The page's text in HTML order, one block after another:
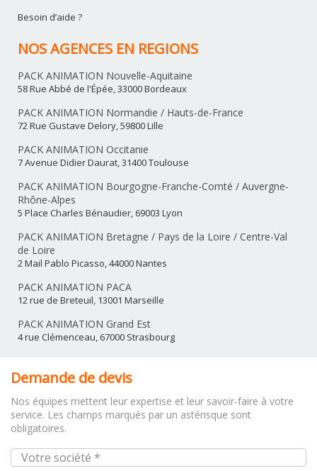
Besoin d’aide ?
NOS AGENCES EN REGIONS
PACK ANIMATION Nouvelle-Aquitaine
58 Rue Abbé de l'Épée, 33000 Bordeaux
PACK ANIMATION Normandie / Hauts-de-France
72 Rue Gustave Delory, 59800 Lille
PACK ANIMATION Occitanie
7 Avenue Didier Daurat, 31400 Toulouse
PACK ANIMATION Bourgogne-Franche-Comté / Auvergne-
Rhône-Alpes
5 Place Charles Bénaudier, 69003 Lyon
PACK ANIMATION Bretagne / Pays de la Loire / Centre-Val
de Loire
2 Mail Pablo Picasso, 44000 Nantes
PACK ANIMATION PACA
12 rue de Breteuil, 13001 Marseille
PACK ANIMATION Grand Est
4 rue Clémenceau, 67000 Strasbourg
Demande de devis
Nos équipes mettent leur expertise et leur savoir-faire à votre
service. Les champs marqués par un astérisque sont
obligatoires.